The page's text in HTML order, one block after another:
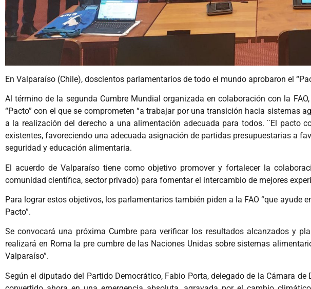
En Valparaíso (Chile), doscientos parlamentarios de todo el mundo aprobaron el
Al término de la segunda Cumbre Mundial organizada en colaboración con la
“Pacto” con el que se comprometen “a trabajar por una transición hacia sistemas
a la realización del derecho a una alimentación adecuada para todos. ¨El pacto
existentes, favoreciendo una adecuada asignación de partidas presupuestarias a
seguridad y educación alimentaria.
El acuerdo de Valparaíso tiene como objetivo promover y fortalecer la
comunidad científica, sector privado) para fomentar el intercambio de mejores
Para lograr estos objetivos, los parlamentarios también piden a la FAO “que
Pacto”.
Se convocará una próxima Cumbre para verificar los resultados alcanzados y
realizará en Roma la pre cumbre de las Naciones Unidas sobre sistemas
Valparaíso”.
Según el diputado del Partido Democrático, Fabio Porta, delegado de la Cámara